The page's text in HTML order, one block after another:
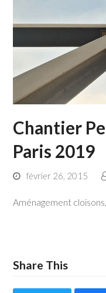
Chantier
Paris 2019
février 26, 2015
Aménagement
Share This